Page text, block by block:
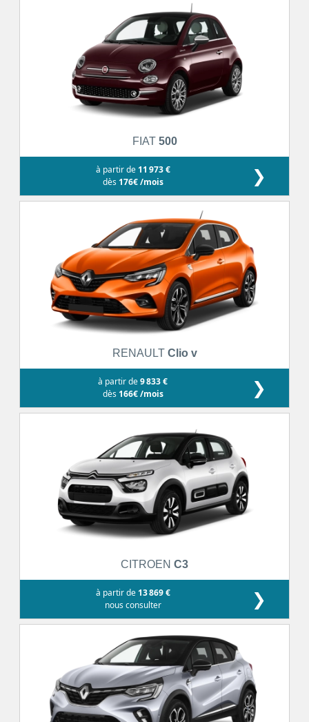
FIAT 500
à partir de 11 973 €
dès 176€ /mois ❯
RENAULT Clio v
à partir de9 833 €
dès 166€ /mois ❯
CITROEN C3
à partir de 13 869 €
nous consulter
❯